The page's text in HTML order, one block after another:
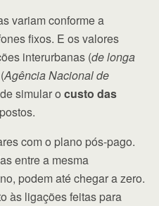
variam conforme a
fixos. E os valores
interurbanas (de longa
Agência Nacional de
simular o custo das
com o plano pós-pago.
entre a mesma
podem até chegar a zero.
às ligações feitas para